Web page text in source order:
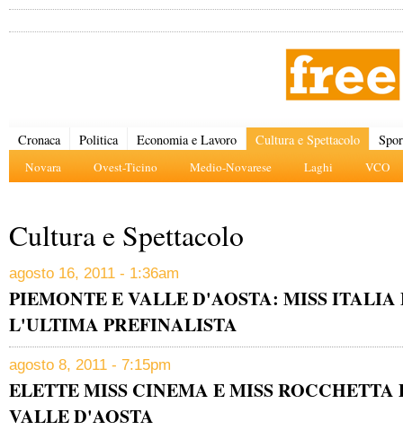
Cronaca Politica Economia e Lavoro Cultura e Spettacolo
Novara Ovest-Ticino Medio-Novarese Laghi VCO
Cultura e Spettacolo
agosto 16, 2011 - 1:36am
PIEMONTE E VALLE D'AOSTA: MISS ITALIA
L'ULTIMA PREFINALISTA
agosto 8, 2011 - 7:15pm
ELETTE MISS CINEMA E MISS ROCCHETTA
VALLE D'AOSTA